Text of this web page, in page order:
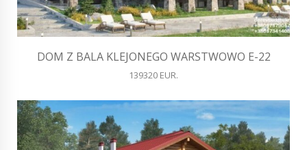
DOM Z BALA KLEJONEGO WARSTWOWO E-22
139320 EUR.